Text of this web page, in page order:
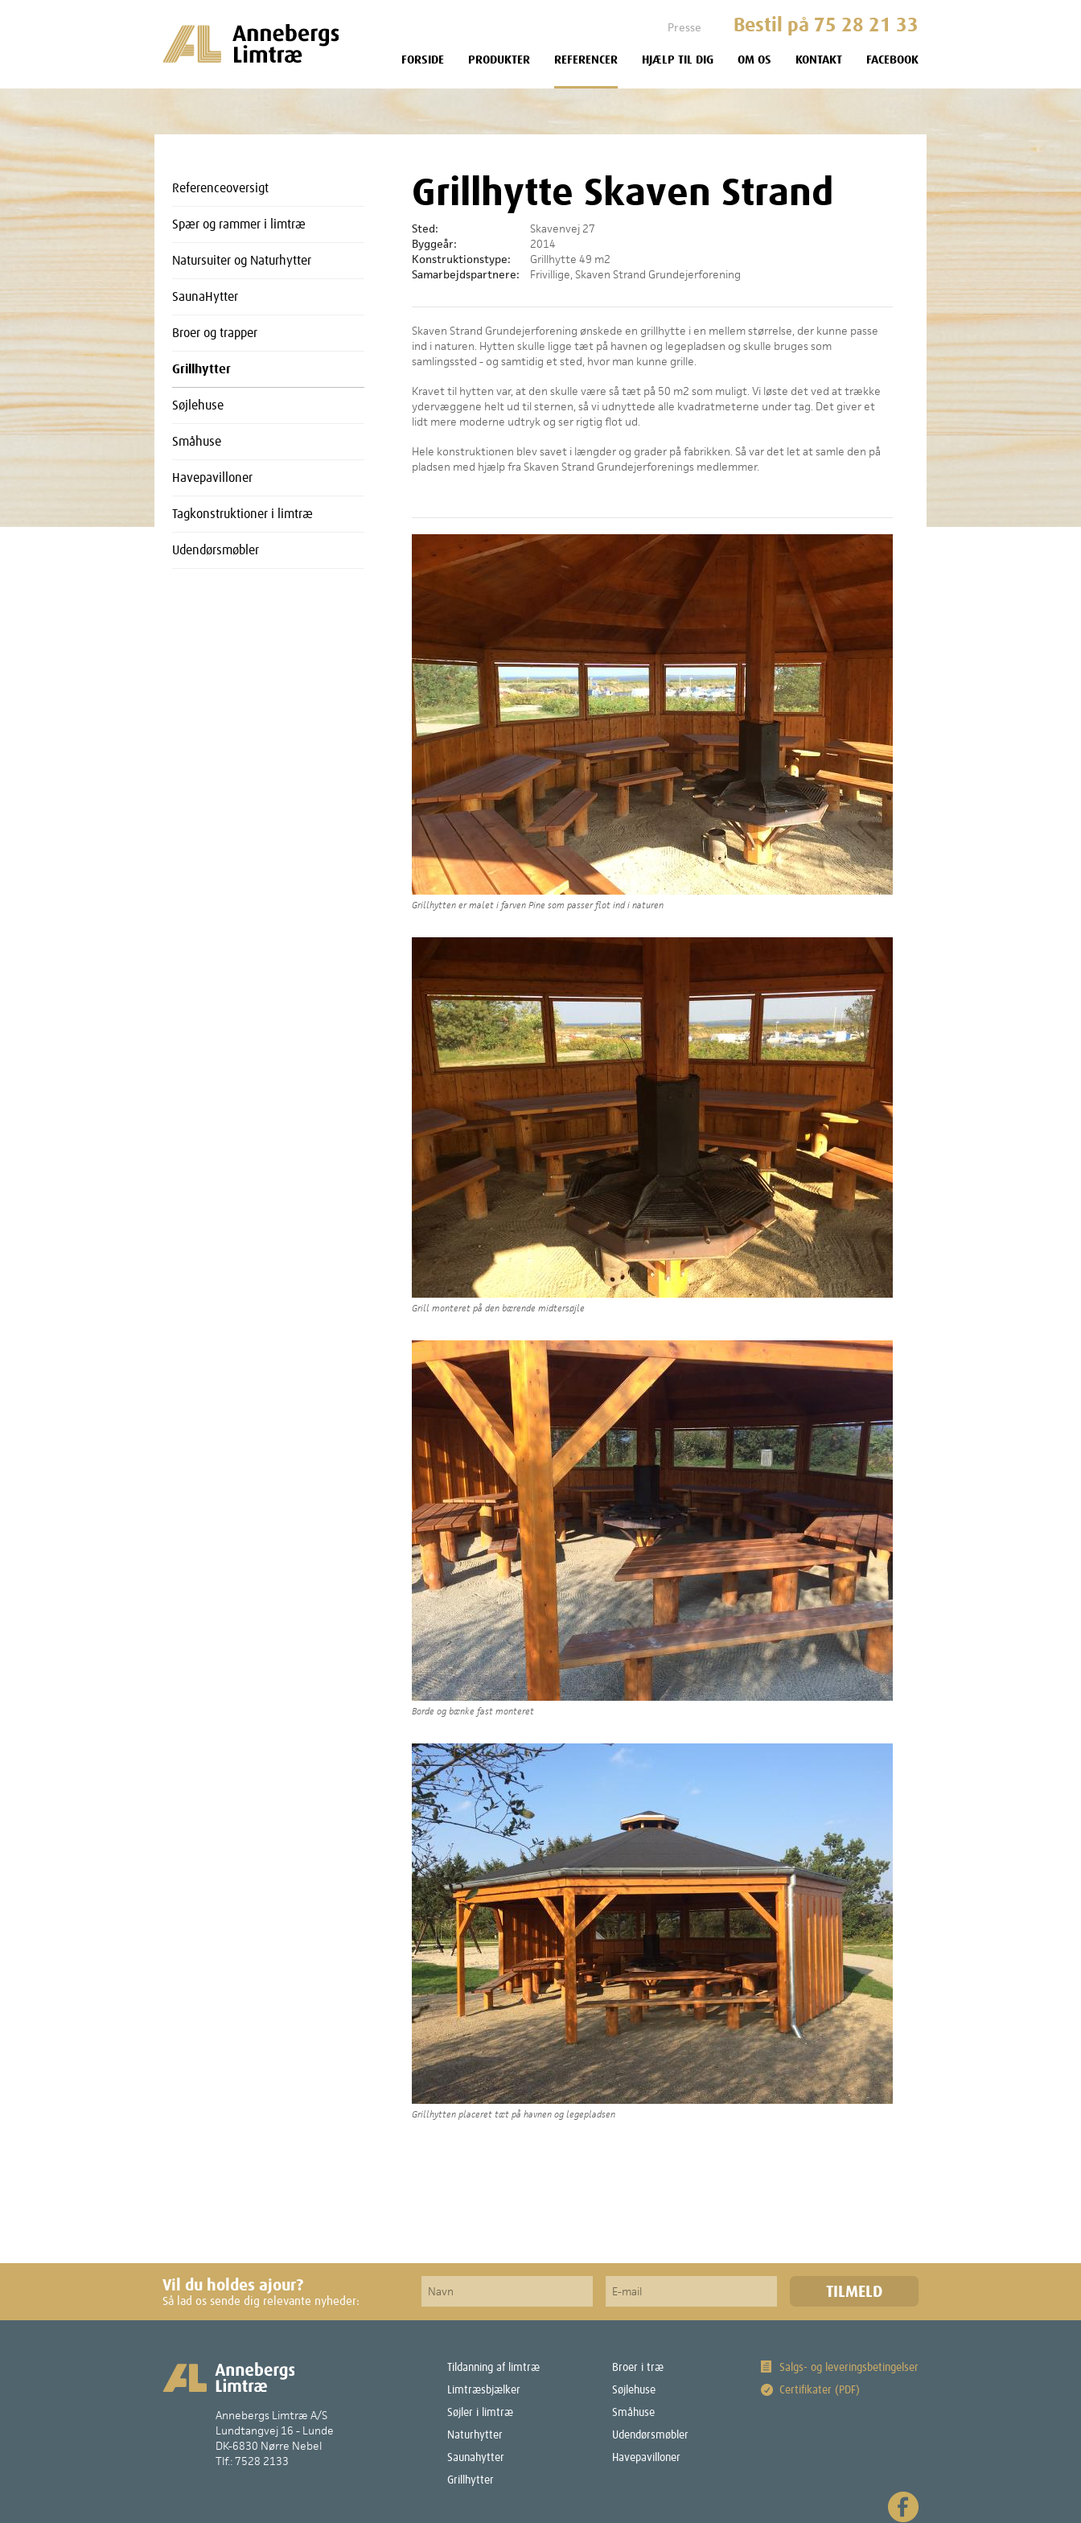
FORSIDE PRODUKTER REFERENCER HJÆLP TIL DIG OM OS KONTAKT FACEBOOK
Presse Bestil på 75 28 21 33
Grillhytte Skaven Strand
Sted:
Skavenvej 27
Byggeår:
2014
Konstruktionstype:
Grillhytte 49 m2
Samarbejdspartnere:
Frivillige, Skaven Strand Grundejerforening
Skaven Strand Grundejerforening ønskede en grillhytte i en mellem størrelse, der kunne passe
ind i naturen. Hytten skulle ligge tæt på havnen og legepladsen og skulle bruges som
samlingssted - og samtidig et sted, hvor man kunne grille.
Kravet til hytten var, at den skulle være så tæt på 50 m2 som muligt. Vi løste det ved at trække
ydervæggene helt ud til sternen, så vi udnyttede alle kvadratmeterne under tag. Det giver et
lidt mere moderne udtryk og ser rigtig flot ud.
Hele konstruktionen blev savet i længder og grader på fabrikken. Så var det let at samle den på
pladsen med hjælp fra Skaven Strand Grundejerforenings medlemmer.
Grillhytten er malet i farven Pine som passer flot ind i naturen
Grill monteret på den bærende midtersøjle
Borde og bænke fast monteret
Grillhytten placeret tæt på havnen og legepladsen
Referenceoversigt
Spær og rammer i limtræ
Natursuiter og Naturhytter
SaunaHytter
Broer og trapper
Grillhytter
Søjlehuse
Småhuse
Havepavilloner
Tagkonstruktioner i limtræ
Udendørsmøbler
Vil du holdes ajour?
Så lad os sende dig relevante nyheder:
Annebergs Limtræ A/S
Lundtangvej 16 - Lunde
DK-6830 Nørre Nebel
Tlf.: 7528 2133
Tildanning af limtræ
Limtræsbjælker
Søjler i limtræ
Naturhytter
Saunahytter
Grillhytter
Broer i træ
Søjlehuse
Småhuse
Udendørsmøbler
Havepavilloner
Salgs- og leveringsbetingelser
Certifikater (PDF)